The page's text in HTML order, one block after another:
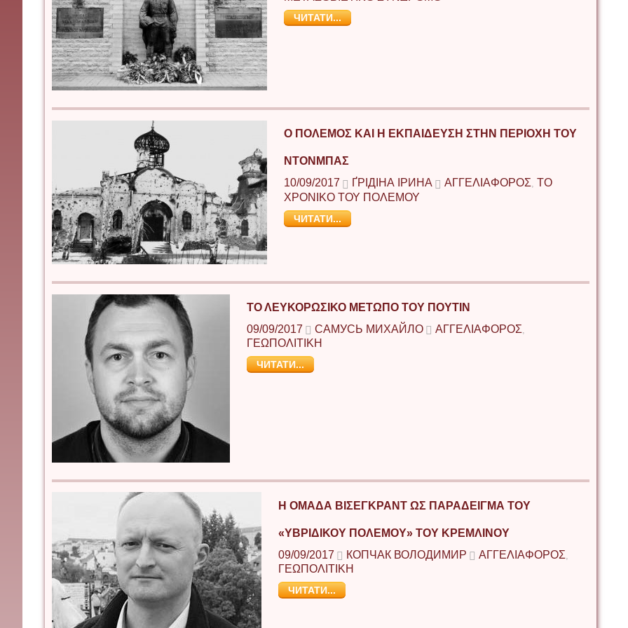
ЧИТАТИ...
Ο ΠΟΛΕΜΟΣ ΚΑΙ Η ΕΚΠΑΙΔΕΥΣΗ ΣΤΗΝ ΠΕΡΙΟΧΗ ΤΟΥ
ΝΤΟΝΜΠΑΣ
10/09/2017
ҐРІДІНА ІРИНА ΑΓΓΕΛΙΑΦΟΡΟΣ, ΤΟ
ΧΡΟΝΙΚΟ ΤΟΥ ΠΟΛΕΜΟΥ
ЧИТАТИ...
ΤΟ ΛΕΥΚΟΡΩΣΙΚΟ ΜΕΤΩΠΟ ΤΟΥ ΠΟΥΤΙΝ
09/09/2017
САМУСЬ МИХАЙЛО ΑΓΓΕΛΙΑΦΟΡΟΣ
ΓΕΩΠΟΛΙΤΙΚΗ
ЧИТАТИ...
Η ΟΜΑΔΑ ΒΙΣΕΓΚΡΑΝΤ ΩΣ ΠΑΡΑΔΕΙΓΜΑ ΤΟΥ
«ΥΒΡΙΔΙΚΟΥ ΠΟΛΕΜΟΥ» ΤΟΥ ΚΡΕΜΛΙΝΟΥ
09/09/2017
КОПЧАК ВОЛОДИМИР ΑΓΓΕΛΙΑΦΟΡΟΣ
ΓΕΩΠΟΛΙΤΙΚΗ
ЧИТАТИ...